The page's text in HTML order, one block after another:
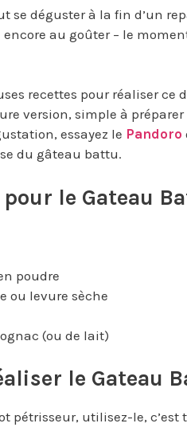
se déguster à la fin d’un
encore au goûter – le
recettes pour réaliser
version, simple à
essayez le Pandoro
du gâteau battu.
le Gateau
poudre
ou levure sèche
(ou de lait)
le Gateau
pétrisseur, utilisez-le,